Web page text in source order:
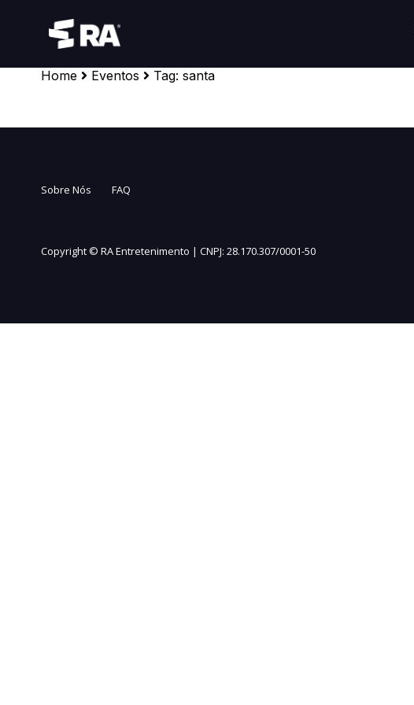
Home Eventos Tag: santa
Sobre Nós FAQ
Copyright © RA Entretenimento | CNPJ: 28.170.307/0001-50